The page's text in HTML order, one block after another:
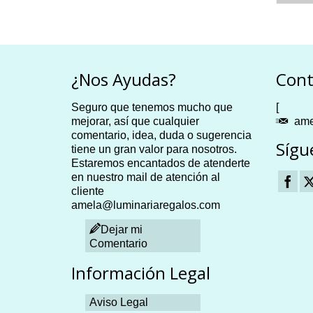
Las
se
pueden
elegir
en
la
página
producto
¿Nos Ayudas?
Seguro que tenemos mucho que
mejorar, así que cualquier
comentario, idea, duda o sugerencia
tiene un gran valor para nosotros.
Estaremos encantados de atenderte
en nuestro mail de atención al
cliente
amela@luminariaregalos.com
Dejar mi
Comentario
Información Legal
Aviso Legal
[